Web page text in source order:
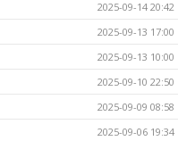
2025-09-14 20:42
2025-09-13 17:00
2025-09-13 10:00
2025-09-10 22:50
2025-09-09 08:58
2025-09-06 19:34